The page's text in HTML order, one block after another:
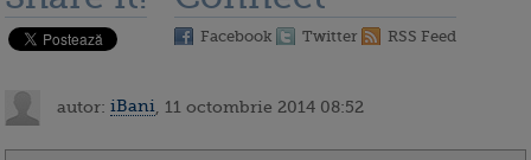
Facebook Twitter RSS Feed
autor: iBani , 11 octombrie 2014 08:52